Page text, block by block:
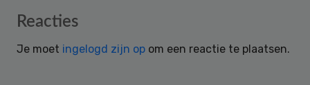
Reader
Reacties
Je moet ingelogd zijn op om een reactie te plaatsen.